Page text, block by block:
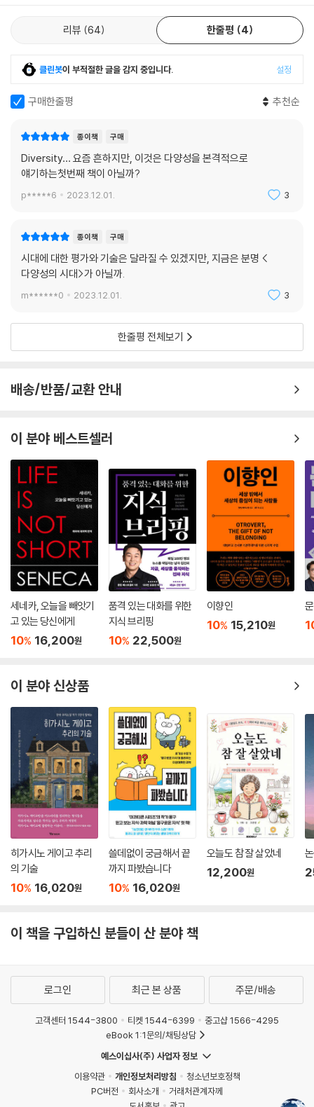
”그것은 바로 ‘인간은 결국 어떤 방식으로 진화했는가?’, ‘결과적으로 문명
발전에 어떤 거대한 흐름이 있는가?’라는 관점에서 인류는 공감의 반경을
점점 확장하는 방향으로 꾸준히 진화해왔다는 점이다. 즉 처음에는 자기
자신만, 그러다가 차츰 우리 가족, 우리 부족, 우리 민족과 국가 그리고 모
든 인간으로 공감의 영역이 확장한다.
……(중략)
요한 요인들이다. 공감의 원심력이 커지면 커질수록 그 사회의 가치는 다
양해질 수밖에 없다.“
― 본문 제3장_ 「다양성과 공감, 그리고 행복」 중에서(장대익 교수)
한 국경을 초월해 세계 여러 나라에서 활발히 논의되는 중심 주제이기도
하다. 우리 사회로 관찰 범위를 좁혀도 마찬가지다. 우리 사회의 수많은 장
면과 맥락에서 다양성 이슈가 부상하고 다양성에 대한 사람들의 관심도 갈
수록 높아지고 있다. 일부 학자는 다양성이 미래 사회의 혁신을 이끌 핵심
다. 다양성이 글로벌 기업의 혁신과 성장을 견인하는 새로운 전략이 되고
있고 과학기술 혁신의 추진력으로 작용하는가 하면 성숙한 민주주의의 지
― 본문 제4장_ 「미디어는 어떻게 다양성을 저해하는가」 중에서(민영 교
”예수는 왜 난민과 다름없는 삶을 살아야 했을까? 그의 난민 체험이란 다
름 아닌 ‘사회적 약자’로서의 경험이자 동질감이라고 할 수 있다. 즉, 당대
의 억압받고 고통받는 많은 난민과 그는 하나가 되고자 했다. 좀 더 정확히
말하자면, 당시 예수의 가족은 일종의 ‘정치적 난민’이었다.
……(중략)
예수는 사람의 겉면인 인종, 신분, 성별 등의 위계질서와 그로 인해 생겨나
는 편견과 선입견을 품지 않도록 조심하라고 가르친다. 중요한 것은 한 사
람이 품은 내면 풍경이다.
……(중략)
여기서 우리는 사랑하는 사람이 누군가를 사랑함으로써 기꺼이 자신을 내
려놓을 줄 아는 위대한 사랑을 목격한다. 바로 그러한 사랑이 인종과 신분,
성별 등이 가로막는 높은 담을 무너뜨린다. 사랑의 힘은 혐오의 장벽을 넘
어선다.“
― 본문 제5장_ 「신은 왜 인간에게 혐오를 가르쳤나」 중에서(김학철 교
”개인적으로 저는 다양한 주제를 두고 대한민국 구성원이 허심탄회하게
소통하는 일부터 시작해야 한다고 봅니다. 이렇게 폭넓은 대화를 바탕으로
형성된 긍정적 여론이 뒷받침되어야 문제 해결을 위한 구체적 방법이 현실
화할 수 있을 것입니다.
……(중략)
다양성을 수용하는 것은 결코 쉬운 일이 아닙니다. 사회 구성원 사이에서
보편성을 획득하고 일반화하는 과정이 있어야 해요. 그래야 자연스럽게 이
주민을 포용하는 공동체가 될 것입니다.“
― 본문 제6장_ 「우리 사회의 인종주의와 낙인」 중에서(이수정 교수)
리뷰 64 한줄평 4
클린봇이 부적절한 글을 감지 중입니다. 설정
구매한줄평 추천순
종이책 구매
Diversity… 요즘 흔하지만, 이것은 다양성을 본격적으로
얘기하는첫번째 책이 아닐까?
p*****6 2023.12.01. 3
종이책 구매
시대에 대한 평가와 기술은 달라질 수 있겠지만, 지금은 분명 <
다양성의 시대>가 아닐까.
m******0 2023.12.01. 3
한줄평 전체보기
배송/반품/교환 안내
이 분야 베스트셀러
세네카, 오늘을 빼앗기
고 있는 당신에게
10% 16,200원
품격 있는 대화를 위한
지식 브리핑
10% 22,500원
이향인
10% 15,210원
이 분야 신상품
히가시노 게이고 추리
의 기술
10% 16,020원
쓸데없이 궁금해서 끝
까지 파봤습니다
10% 16,020원
오늘도 참 잘 살았네
12,200원
이 책을 구입하신 분들이 산 분야 책
로그인 최근 본 상품 주문/배송
고객센터 1544-3800 티켓 1544-6399
중고샵 1566-4295
eBook 1:1문의/채팅상담
예스이십사(주) 사업자 정보
이용약관
개인정보처리방침
청소년보호정책
PC버전
회사소개
거래처관계자께